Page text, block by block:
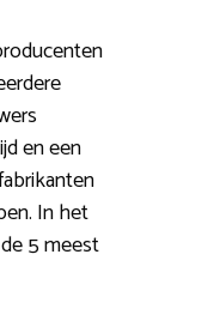
en een
In het
5 meest